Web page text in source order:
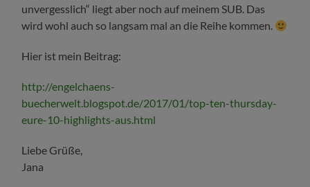
unvergesslich“ liegt aber noch auf meinem SUB. Das
wird wohl auch so langsam mal an die Reihe kommen.
Hier ist mein Beitrag:
http://engelchaens-
buecherwelt.blogspot.de/2017/01/top-ten-thursday-
eure-10-highlights-aus.html
Liebe Grüße,
Jana